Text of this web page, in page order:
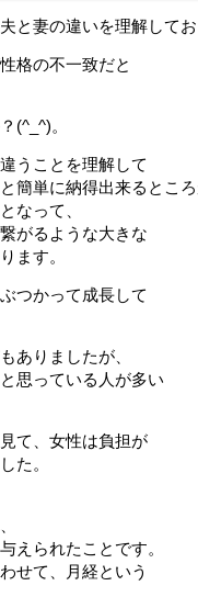
と妻の違いを理解して
格の不一致だと
(^_^)。
うことを理解して
簡単に納得出来るとこ
なって、
がるような大きな
ます。
つかって成長して
ありましたが、
思っている人が多い
て、女性は負担が
た。
えられたことです。
せて、月経という